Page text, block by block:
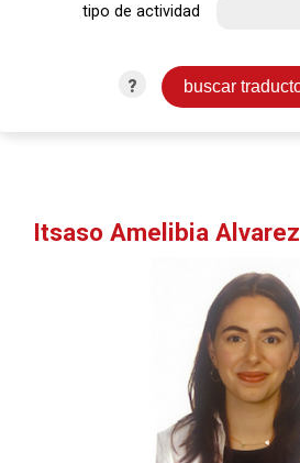
tipo de actividad
?
Itsaso Amelibia Alvarez